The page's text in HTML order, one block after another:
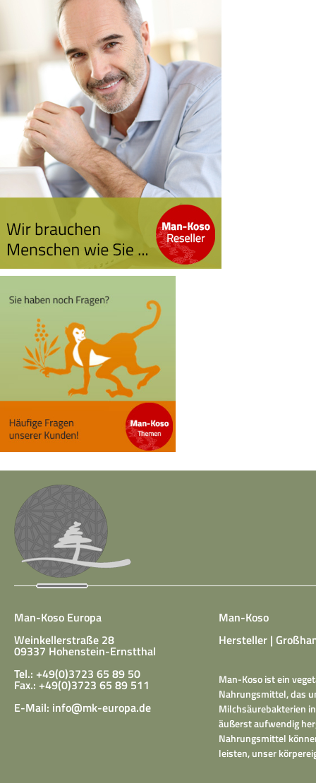
Man-Koso Europa
Weinkellerstraße 28
09337 Hohenstein-Ernstthal
Tel.: +49(0)3723 65 89 50
Fax.: +49(0)3723 65 89 511
E-Mail: info@mk-europa.de
Man-Koso
Hersteller |
Man-Koso ist ein
Nahrungsmittel, das
Milchsäurebakterien
äußerst aufwendig
Nahrungsmittel
leisten, unser